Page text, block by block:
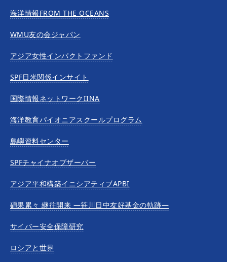
海洋情報FROM THE OCEANS
WMU友の会ジャパン
アジア女性インパクトファンド
SPF日米関係インサイト
国際情報ネットワークIINA
海洋教育パイオニアスクールプログラム
島嶼資料センター
SPFチャイナオブザーバー
アジア平和構築イニシアティブAPBI
碩果累々 継往開来 —笹川日中友好基金の軌跡—
サイバー安全保障研究
ロシアと世界